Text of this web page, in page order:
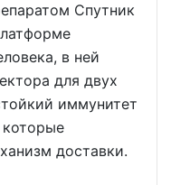
Спутник
в ней
для двух
иммунитет
доставки.